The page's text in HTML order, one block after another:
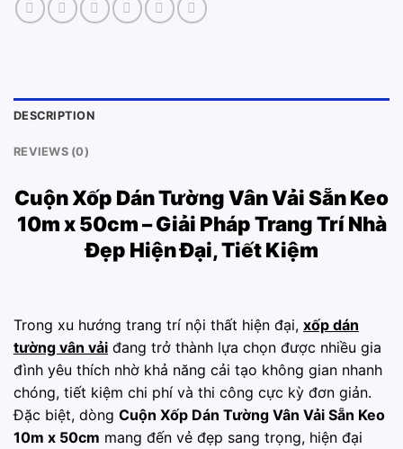
DESCRIPTION
REVIEWS (0)
Cuộn Xốp Dán Tường Vân Vải Sẵn Keo
10m x 50cm – Giải Pháp Trang Trí Nhà
Đẹp Hiện Đại, Tiết Kiệm
Trong xu hướng trang trí nội thất hiện đại, xốp dán
tường vân vải đang trở thành lựa chọn được nhiều gia
đình yêu thích nhờ khả năng cải tạo không gian nhanh
chóng, tiết kiệm chi phí và thi công cực kỳ đơn giản.
Đặc biệt, dòng Cuộn Xốp Dán Tường Vân Vải Sẵn Keo
10m x 50cm mang đến vẻ đẹp sang trọng, hiện đại